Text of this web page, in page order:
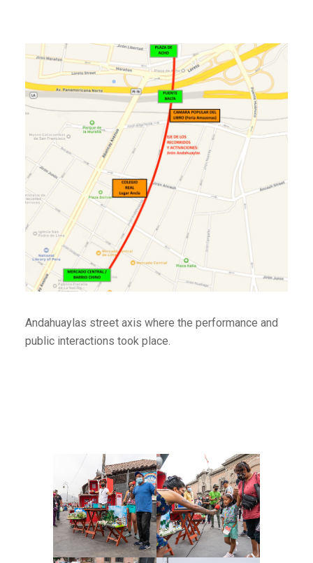
Andahuaylas street axis where the performance and
public interactions took place.